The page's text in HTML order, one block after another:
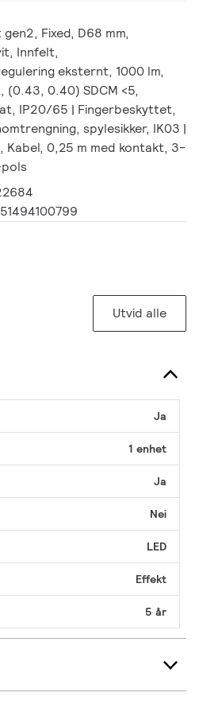
Fixed, D68 mm,
Innfelt,
eksternt, 1000 lm,
(0.43, 0.40) SDCM <5,
IP20/65 | Fingerbeskyttet,
spylesikker, IK03 |
Kabel, 0,25 m med kontakt, 3-
Utvid alle
Ja
1 enhet
Ja
Nei
LED
Effekt
5 år